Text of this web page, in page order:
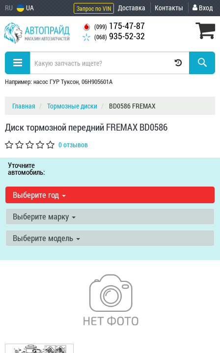
RU UA Запрос по VIN Доставка Контакты Вход
(099) 175-47-87
(068) 935-52-32
Например: насос ГУР Туксон, 06H905601A
Главная Тормозные диски BD0586 FREMAX
Диск тормозной передний FREMAX BD0586
0 отзывов
Уточните
автомобиль:
Выберите год
Выберите марку
Выберите модель